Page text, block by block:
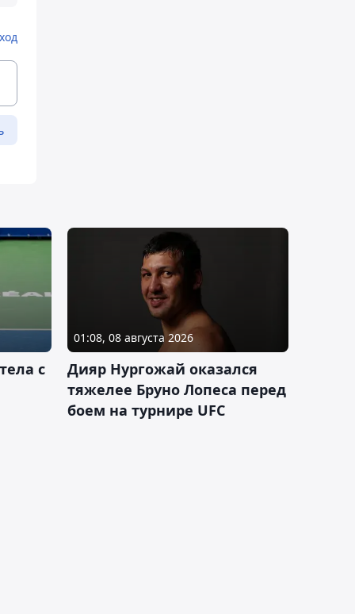
с
01:08, 08 августа 2026
Дияр Нургожай оказался
тяжелее Бруно Лопеса перед
боем на турнире UFC